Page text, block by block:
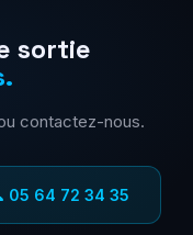
sortie
contactez-nous.
05 64 72 34 35